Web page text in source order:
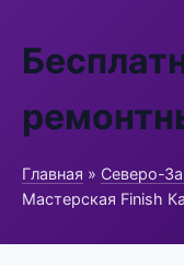
Главная » Северо-
Мастерская Finish